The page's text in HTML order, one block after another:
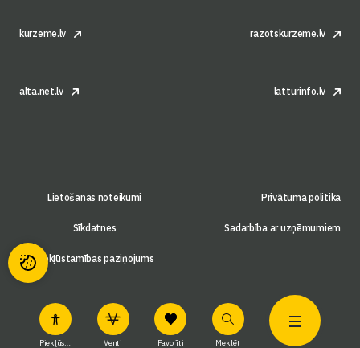
Piekļūstamība Venti Favorīti Meklēt
kurzeme.lv razotskurzeme.lv
alta.net.lv latturinfo.lv
Lietošanas noteikumi Privātuma politika
Sīkdatnes Sadarbība ar uzņēmumiem
Piekļūstamības paziņojums